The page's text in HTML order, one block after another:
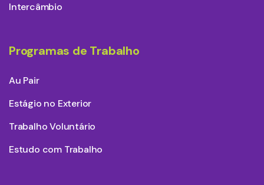
Intercâmbio
Programas de Trabalho
Au Pair
Estágio no Exterior
Trabalho Voluntário
Estudo com Trabalho